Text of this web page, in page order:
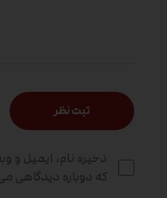
ذخیره نام، ایمیل و
که دوباره دیدگاهی